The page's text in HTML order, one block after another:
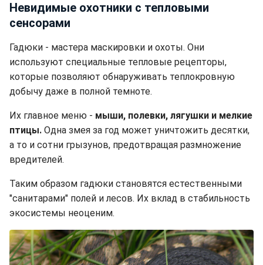
Невидимые охотники с тепловыми
сенсорами
Гадюки - мастера маскировки и охоты. Они
используют специальные тепловые рецепторы,
которые позволяют обнаруживать теплокровную
добычу даже в полной темноте.
Их главное меню - мыши, полевки, лягушки и мелкие
птицы. Одна змея за год может уничтожить десятки,
а то и сотни грызунов, предотвращая размножение
вредителей.
Таким образом гадюки становятся естественными
"санитарами" полей и лесов. Их вклад в стабильность
экосистемы неоценим.